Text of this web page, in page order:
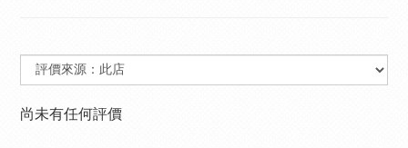
尚未有任何評價